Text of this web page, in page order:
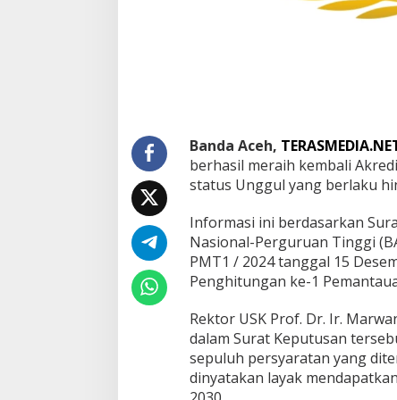
a
s
U
n
g
g
u
h
i
n
g
g
Banda Aceh,
berhasil meraih kembali
status Unggul yang berlaku
Informasi ini berdasarkan
Nasional-Perguruan Tinggi
PMT1 / 2024 tanggal 15
Penghitungan ke-1
Rektor USK Prof. Dr. Ir.
dalam Surat Keputusan
sepuluh persyaratan yang
dinyatakan layak